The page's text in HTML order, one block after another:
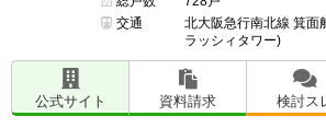
いので、酔っ払いや若者の集団等も滅
一方、住宅街が近いので人通りは多く
夜でも安心して出歩けます。
交通
北大阪急行南北線 箕面
ラッシィタワー)
公式サイト 資料請求 検討ス